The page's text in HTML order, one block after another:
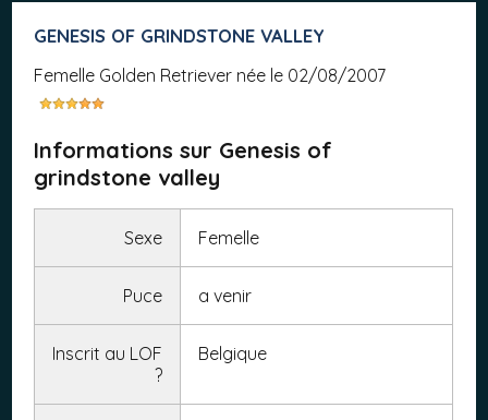
GENESIS OF GRINDSTONE VALLEY
femelle Golden Retriever née le 02/08/2007
Informations sur Genesis of
grindstone valley
Sexe Femelle
Puce a venir
Inscrit au LOF
?
Belgique